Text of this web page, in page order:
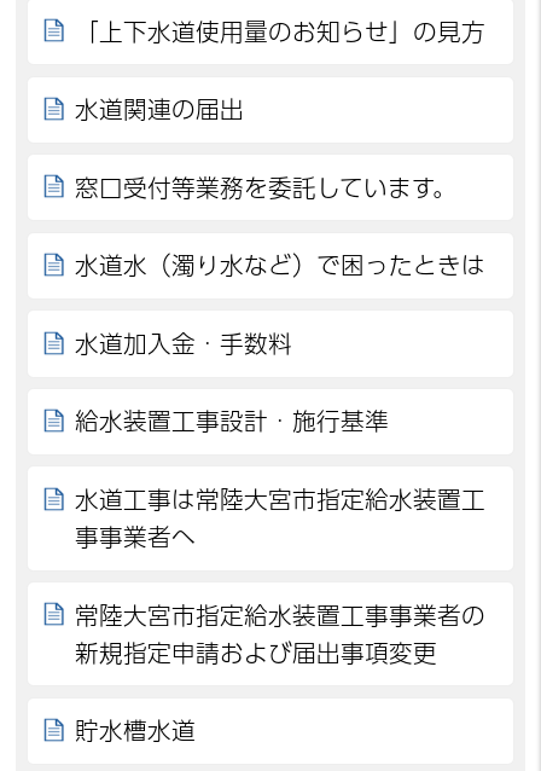
「上下水道使用量のお知らせ」の見方
水道関連の届出
窓口受付等業務を委託しています。
水道水（濁り水など）で困ったときは
水道加入金・手数料
給水装置工事設計・施行基準
水道工事は常陸大宮市指定給水装置工
事事業者へ
常陸大宮市指定給水装置工事事業者の
新規指定申請および届出事項変更
貯水槽水道